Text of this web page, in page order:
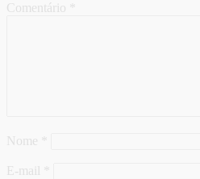
Comentário
Nome
E-mail